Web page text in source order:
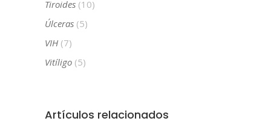
Tiroides (10)
Úlceras (5)
VIH (7)
Vitíligo (5)
Artículos relacionados